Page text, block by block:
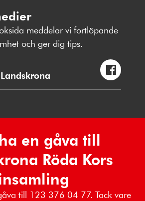
meddelar vi fortlöpande
och ger dig tips.
en gåva till
Röda Kors
till 123 376 04 77. Tack vare